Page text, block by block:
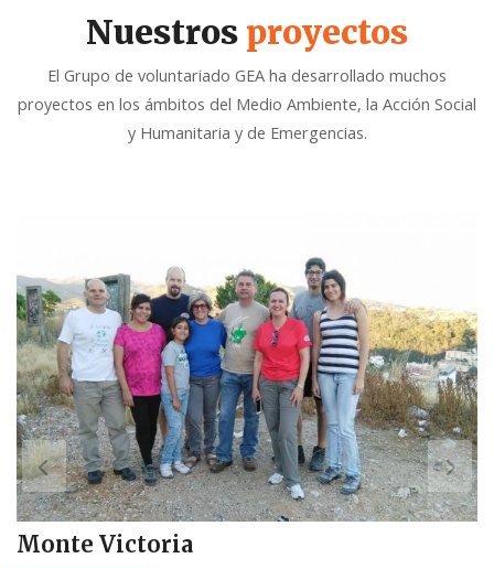
Nuestros proyectos
El Grupo de voluntariado GEA ha desarrollado muchos
proyectos en los ámbitos del Medio Ambiente, la Acción Social
y Humanitaria y de Emergencias.
Monte Victoria